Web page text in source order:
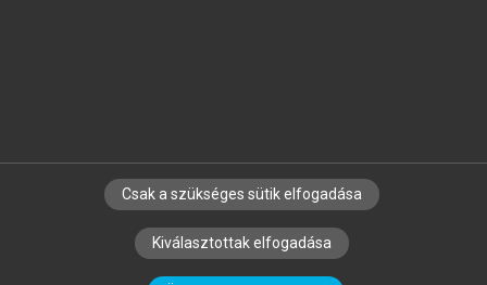
SZERZŐKNEK CÉGEKNEK KÖNYVTÁROSOKNAK
SZERKESZTÉSI ÉS LEKTORÁLÁSI ALAPELVEK
Csak a szükséges sütik elfogadása
Kiválasztottak elfogadása